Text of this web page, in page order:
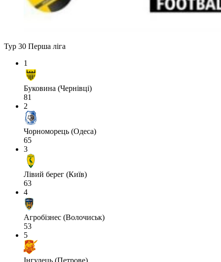
Тур 30 Перша ліга
1
Буковина (Чернівці)
81
2
Чорноморець (Одеса)
65
3
Лівий берег (Київ)
63
4
Агробізнес (Волочиськ)
53
5